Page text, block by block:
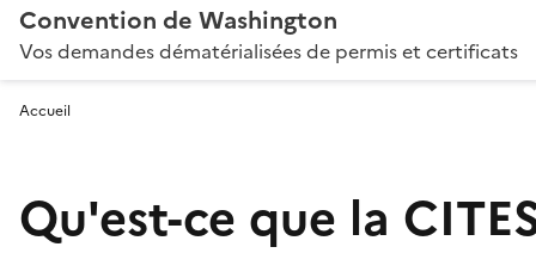
Convention de Washington
Vos demandes dématérialisées de permis et certificats
Accueil
Qu'est-ce que la